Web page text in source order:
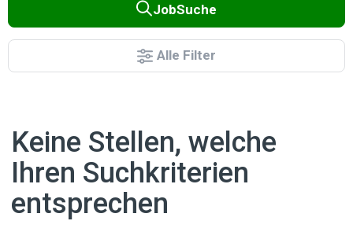
JobSuche
Alle Filter
Keine Stellen, welche
Ihren Suchkriterien
entsprechen